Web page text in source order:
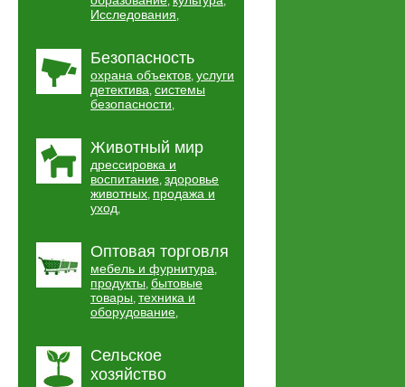
Исследования,
Безопасность
охрана объектов, услуги
детектива, системы
безопасности,
Животный мир
дрессировка и
воспитание, здоровье
животных, продажа и
уход,
Оптовая торговля
мебель и фурнитура,
продукты, бытовые
товары, техника и
оборудование,
Сельское
хозяйство